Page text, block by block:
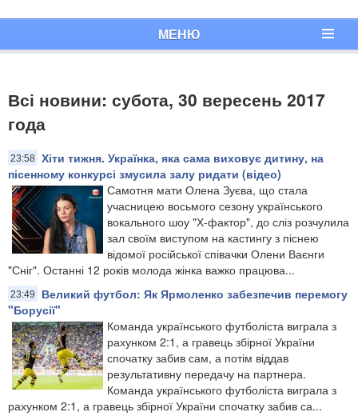
МЕНЮ
Всі новини: субота, 30 вересень 2017
года
23:58 Хіти тижня. Українка, яка сама виховує дитину, на
пісенному конкурсі змусила залу ридати (відео)
​Самотня мати Олена Зуєва, що стала
учасницею восьмого сезону українського
вокального шоу "Х-фактор", до сліз розчулила
зал своїм виступом на кастингу з піснею
відомої російської співачки Олени Ваєнги
"Сніг". Останні 12 років молода жінка важко працюва...
23:49
Великий футбол: Як Ярмоленко забезпечив перемогу
"Борусії"
Команда українського футболіста виграла з
рахунком 2:1, а гравець збірної України
спочатку забив сам, а потім віддав
результативну передачу на партнера.
Команда українського футболіста виграла з
рахунком 2:1, а гравець збірної України спочатку забив са...